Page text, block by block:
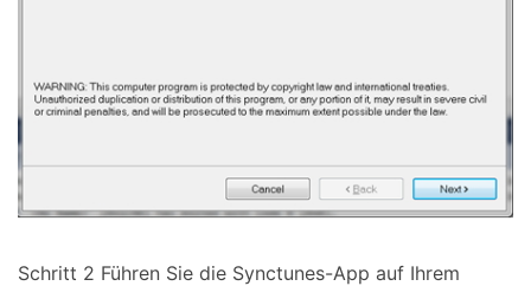
Schritt 2 Führen Sie die Synctunes-App auf Ihrem